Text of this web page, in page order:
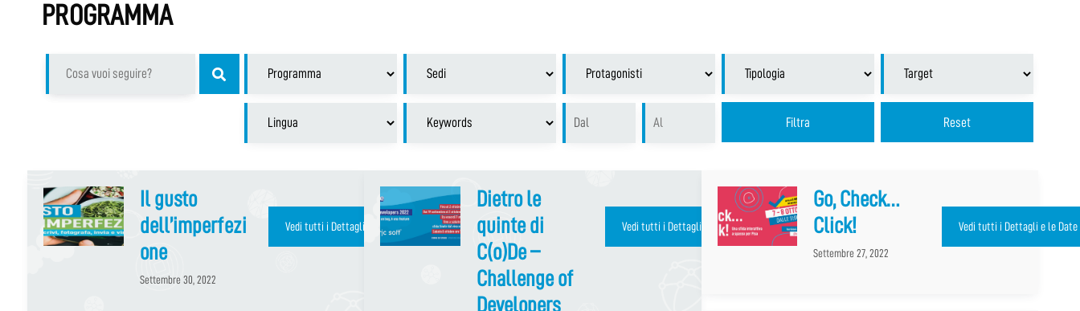
PROGRAMMA
Il gusto
dell’imperfezi
one
Settembre 30, 2022
Vedi tutti i Dettagli e le Date
Dietro le
quinte di
C(o)De –
Challenge of
Developers
Vedi tutti i Dettagli e le Date
Go, Check…
Click!
Settembre 27, 2022
Vedi tutti i Dettagli e le Date